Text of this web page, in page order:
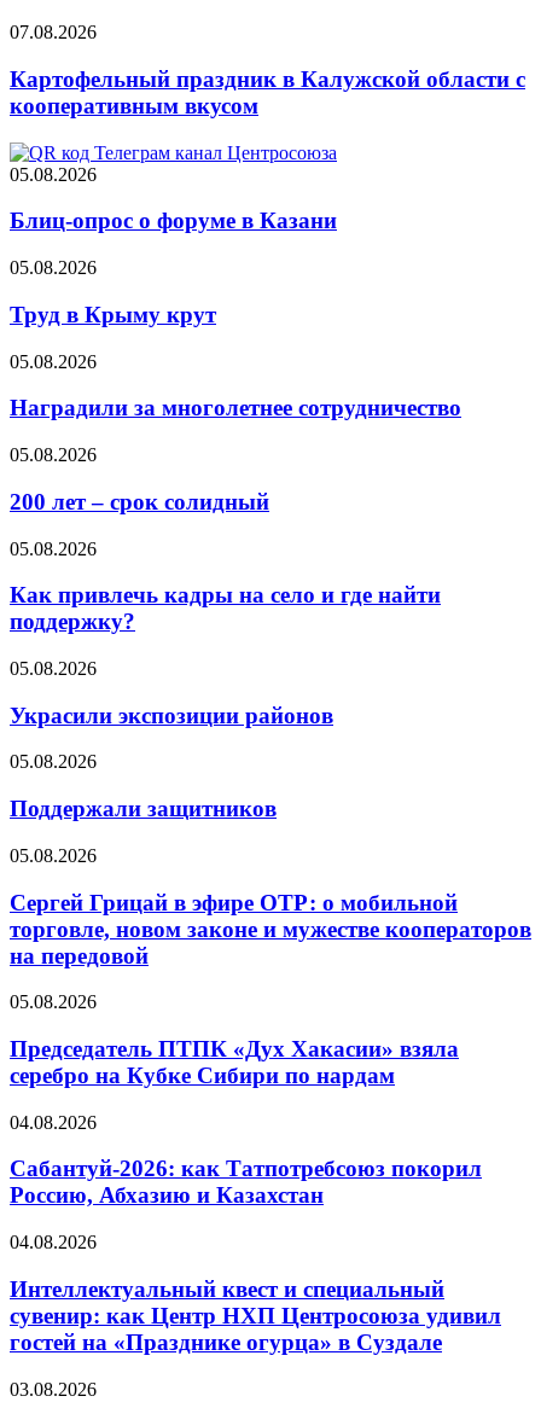
07.08.2026
Картофельный праздник в Калужской области с
кооперативным вкусом
05.08.2026
Блиц-опрос о форуме в Казани
05.08.2026
Труд в Крыму крут
05.08.2026
Наградили за многолетнее сотрудничество
05.08.2026
200 лет – срок солидный
05.08.2026
Как привлечь кадры на село и где найти
поддержку?
05.08.2026
Украсили экспозиции районов
05.08.2026
Поддержали защитников
05.08.2026
Сергей Грицай в эфире ОТР: о мобильной
торговле, новом законе и мужестве кооператоров
на передовой
05.08.2026
Председатель ПТПК «Дух Хакасии» взяла
серебро на Кубке Сибири по нардам
04.08.2026
Сабантуй-2026: как Татпотребсоюз покорил
Россию, Абхазию и Казахстан
04.08.2026
Интеллектуальный квест и специальный
сувенир: как Центр НХП Центросоюза удивил
гостей на «Празднике огурца» в Суздале
03.08.2026